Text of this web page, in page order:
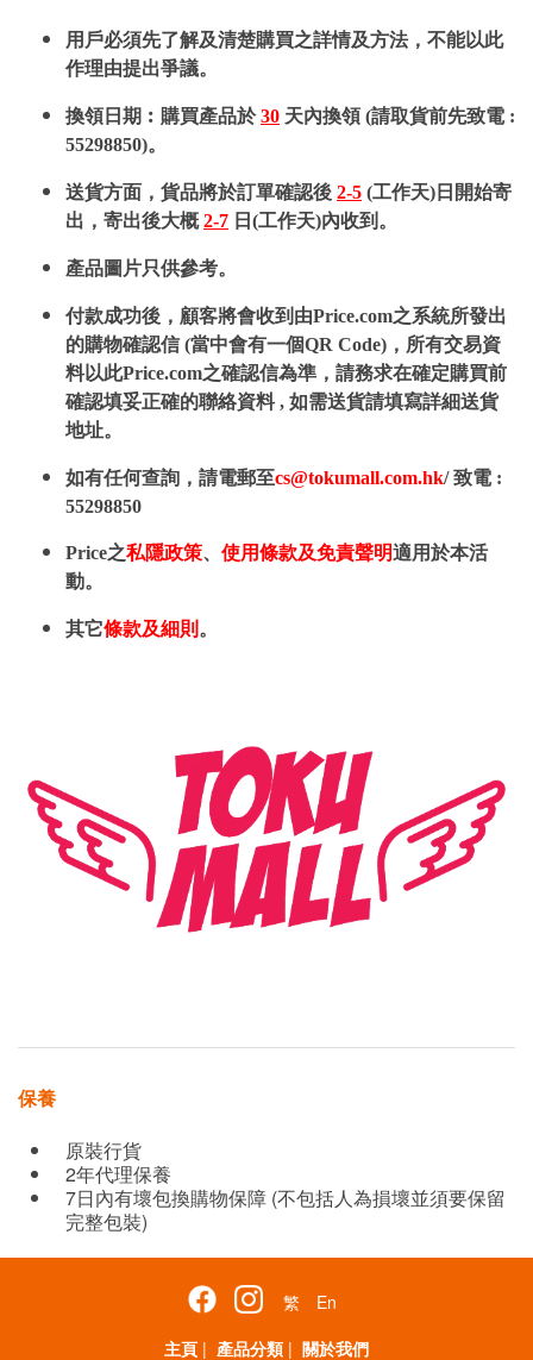
用戶必須先了解及清楚購買之詳情及方法，不能以此
作理由提出爭議。
換領日期︰購買產品於30 天內換領 (請取貨前先致電 :
55298850)。
送貨方面，貨品將於訂單確認後 2-5 (工作天)日開始寄
出，寄出後大概2-7 日(工作天)內收到。
產品圖片只供參考。
付款成功後，顧客將會收到由Price.com之系統所發出
的購物確認信 (當中會有一個QR Code)，所有交易資
料以此Price.com之確認信為準，請務求在確定購買前
確認填妥正確的聯絡資料 , 如需送貨請填寫詳細送貨
地址。
如有任何查詢，請電郵至cs@tokumall.com.hk/ 致電 :
55298850
Price之私隱政策、 使用條款及免責聲明適用於本活
動。
其它條款及細則 。
保養
原裝行貨
2年代理保養
7日內有壞包換購物保障 (不包括人為損壞並須要保留
完整包裝)
繁
En
主頁 | 產品分類 | 關於我們